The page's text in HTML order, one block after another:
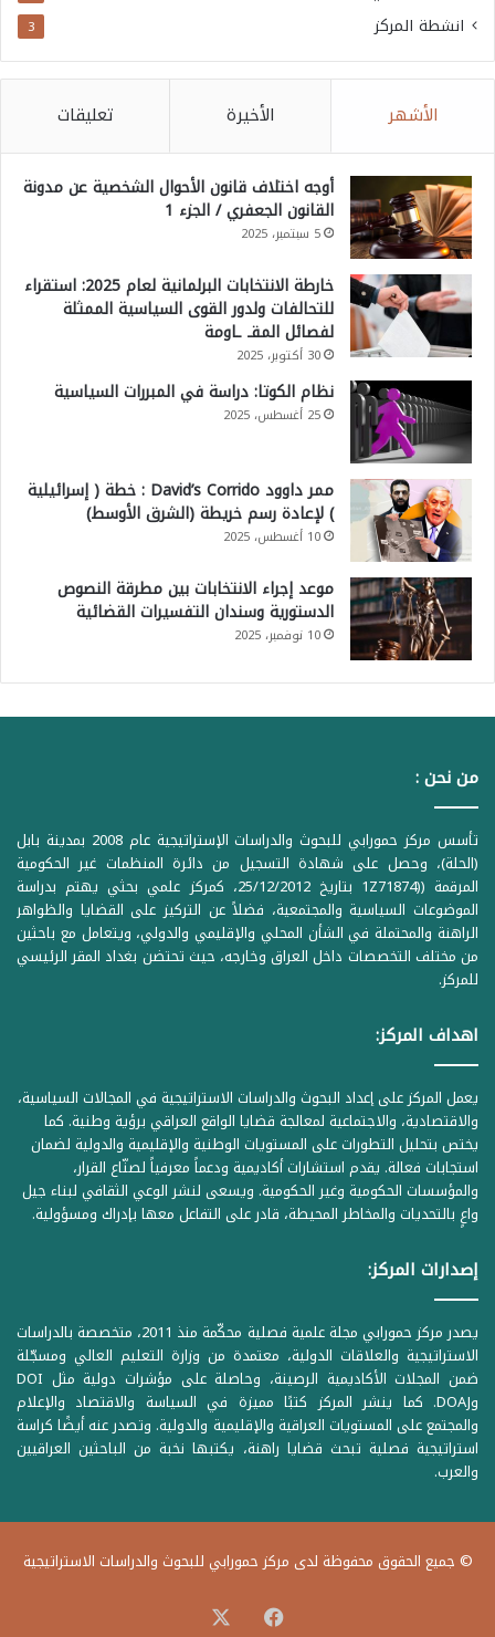
انشطة المركز 3
الأشهر الأخيرة تعليقات
أوجه اختلاف قانون الأحوال الشخصية عن مدونة
القانون الجعفري / الجزء 1
5 سبتمبر، 2025
خارطة الانتخابات البرلمانية لعام 2025: استقراء
للتحالفات ولدور القوى السياسية الممثلة
لفصائل المقـ ـاومة
30 أكتوبر، 2025
نظام الكوتا: دراسة في المبررات السياسية
25 أغسطس، 2025
ممر داوود David’s Corrido : خطة ( إسرائيلية
) لإعادة رسم خريطة (الشرق الأوسط)
10 أغسطس، 2025
موعد إجراء الانتخابات بين مطرقة النصوص
الدستورية وسندان التفسيرات القضائية
10 نوفمبر، 2025
من نحن :
تأسس مركز حمورابي للبحوث والدراسات الإستراتيجية عام 2008 بمدينة بابل
(الحلة)، وحصل على شهادة التسجيل من دائرة المنظمات غير الحكومية
المرقمة ((1Z71874 بتاريخ 25/12/2012، كمركز علمي بحثي يهتم بدراسة
الموضوعات السياسية والمجتمعية، فضلاً عن التركيز على القضايا والظواهر
الراهنة والمحتملة في الشأن المحلي والإقليمي والدولي، ويتعامل مع باحثين
من مختلف التخصصات داخل العراق وخارجه، حيث تحتضن بغداد المقر الرئيسي
للمركز.
اهداف المركز:
يعمل المركز على إعداد البحوث والدراسات الاستراتيجية في المجالات السياسية،
والاقتصادية، والاجتماعية لمعالجة قضايا الواقع العراقي برؤية وطنية. كما
يختص بتحليل التطورات على المستويات الوطنية والإقليمية والدولية لضمان
استجابات فعالة. يقدم استشارات أكاديمية ودعماً معرفياً لصنّاع القرار،
والمؤسسات الحكومية وغير الحكومية. ويسعى لنشر الوعي الثقافي لبناء جيل
واعٍ بالتحديات والمخاطر المحيطة، قادر على التفاعل معها بإدراك ومسؤولية.
إصدارات المركز:
يصدر مركز حمورابي مجلة علمية فصلية محكّمة منذ 2011، متخصصة بالدراسات
الاستراتيجية والعلاقات الدولية، معتمدة من وزارة التعليم العالي ومسجّلة
ضمن المجلات الأكاديمية الرصينة، وحاصلة على مؤشرات دولية مثل DOI
وDOAJ. كما ينشر المركز كتبًا مميزة في السياسة والاقتصاد والإعلام
والمجتمع على المستويات العراقية والإقليمية والدولية. وتصدر عنه أيضًا كراسة
استراتيجية فصلية تبحث قضايا راهنة، يكتبها نخبة من الباحثين العراقيين
والعرب.
© جميع الحقوق محفوظة لدى مركز حمورابي للبحوث والدراسات الاستراتيجية
فيسبوك